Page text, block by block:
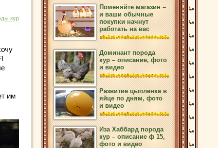
кур
им
Поменяйте магазин –
и ваши обычные
покупки начнут
работать на вас
Доминант порода
кур – описание, фото
и видео
Развитие цыпленка в
яйце по дням, фото
и видео
Иза Хаббард порода
кур – описание ф 15,
фото и видео